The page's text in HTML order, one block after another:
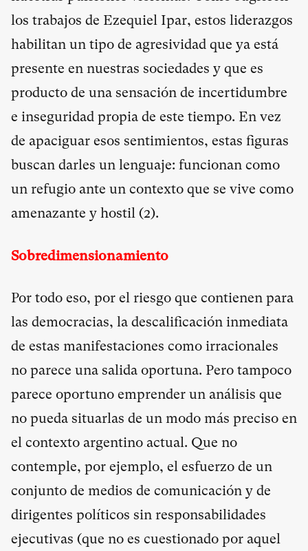
los trabajos de Ezequiel Ipar, estos liderazgos
habilitan un tipo de agresividad que ya está
presente en nuestras sociedades y que es
producto de una sensación de incertidumbre
e inseguridad propia de este tiempo. En vez
de apaciguar esos sentimientos, estas figuras
buscan darles un lenguaje: funcionan como
un refugio ante un contexto que se vive como
amenazante y hostil (2).
Sobredimensionamiento
Por todo eso, por el riesgo que contienen para
las democracias, la descalificación inmediata
de estas manifestaciones como irracionales
no parece una salida oportuna. Pero tampoco
parece oportuno emprender un análisis que
no pueda situarlas de un modo más preciso en
el contexto argentino actual. Que no
contemple, por ejemplo, el esfuerzo de un
conjunto de medios de comunicación y de
dirigentes políticos sin responsabilidades
ejecutivas (que no es cuestionado por aquel